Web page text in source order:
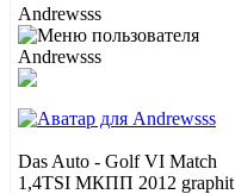
Andrewsss
Das Auto - Golf VI Match
1,4TSI МКПП 2012 graphit